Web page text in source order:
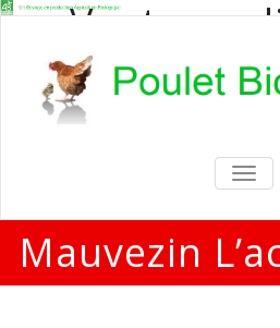
Vente en
Vente en direct de
particuliers et
Mauvezin